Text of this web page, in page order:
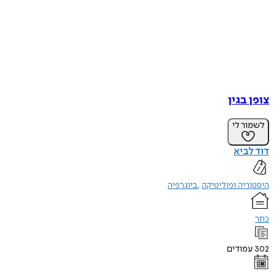
צופן בגין
לשמור לי
דוד לביא
היסטוריה ופוליטיקה ביוגרפיה
כתר
302 עמודים